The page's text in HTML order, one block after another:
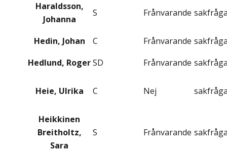
Haraldsson,
Johanna
S Frånvarande
Hedin, Johan C Frånvarande
Hedlund, RogerSD Frånvarande
Heie, Ulrika C Nej
Heikkinen
Breitholtz,
Sara
S Frånvarande